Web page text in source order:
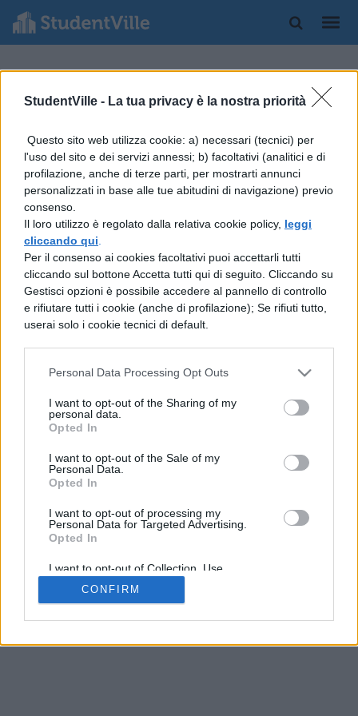
StudentVille - La tua privacy è la nostra priorità
Questo sito web utilizza cookie: a) necessari (tecnici) per
l'uso del sito e dei servizi annessi; b) facoltativi (analitici e di
profilazione, anche di terze parti, per mostrarti annunci
personalizzati in base alle tue abitudini di navigazione) previo
consenso.
Il loro utilizzo è regolato dalla relativa cookie policy, leggi
cliccando qui
Per il consenso ai cookies facoltativi puoi accettarli tutti
cliccando sul bottone Accetta tutti qui di seguito. Cliccando su
Gestisci opzioni è possibile accedere al pannello di controllo
e rifiutare tutti i cookie (anche di profilazione); Se rifiuti tutto,
userai solo i cookie tecnici di default.
Personal Data Processing Opt Outs
I want to opt-out of the Sharing of my
personal data.
Opted In
I want to opt-out of the Sale of my
Personal Data.
Opted In
I want to opt-out of processing my
Personal Data for Targeted Advertising.
Opted In
I want to opt-out of Collection, Use,
Retention, Sale, and/or Sharing of my
Personal Data that Is Unrelated with the
Purposes for which it was collected.
CONFIRM
Longo Sofista
GRECA
La
capra e
il
bambin
o
Chi siamo
Pubblicità
Collabora con noi
Privacy policy
© 2026 Studentville - U Lead SRL - Piazza Bologna 49, Roma - P.IVA
15846351003